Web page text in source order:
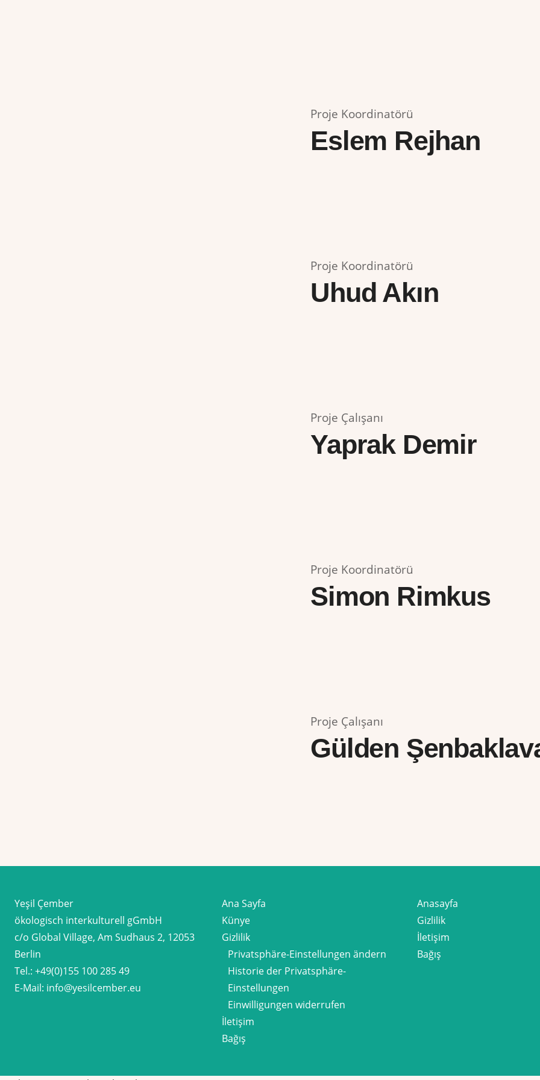
Proje Koordinatörü
Eslem Rejhan
Proje Koordinatörü
Uhud Akın
Proje Çalışanı
Yaprak Demir
Proje Koordinatörü
Simon Rimkus
Proje Çalışanı
Gülden
Yeşil Çember
ökologisch interkulturell gGmbH
c/o Global Village, Am Sudhaus 2, 12053
Berlin
Tel.: +49(0)155 100 285 49
E-Mail: info@yesilcember.eu
Ana Sayfa
Künye
Gizlilik
Privatsphäre-Einstellungen ändern
Historie der Privatsphäre-
Einstellungen
Einwilligungen widerrufen
İletişim
Bağış
Anasayfa
Gizlilik
İletişim
Bağış